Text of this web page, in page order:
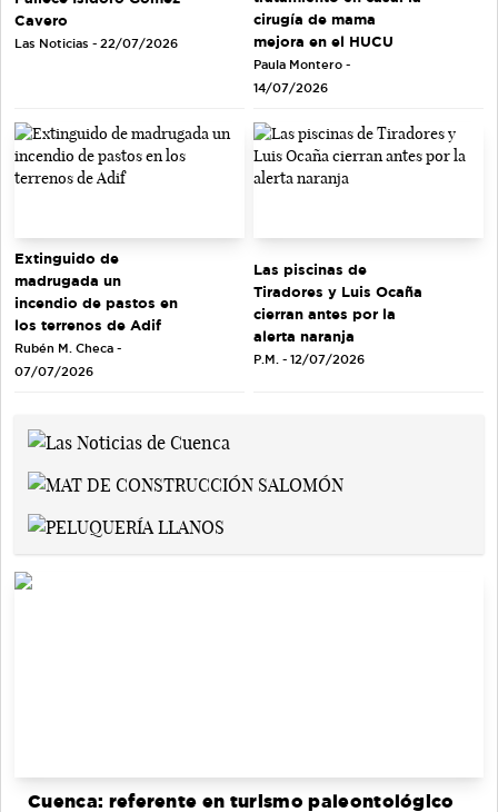
Cavero
Las Noticias - 22/07/2026
cirugía de mama
mejora en el HUCU
Paula Montero -
14/07/2026
Extinguido de
madrugada un
incendio de pastos en
los terrenos de Adif
Rubén M. Checa -
07/07/2026
Las piscinas de
Tiradores y Luis Ocaña
cierran antes por la
alerta naranja
P.M. - 12/07/2026
Cuenca: referente en turismo paleontológico